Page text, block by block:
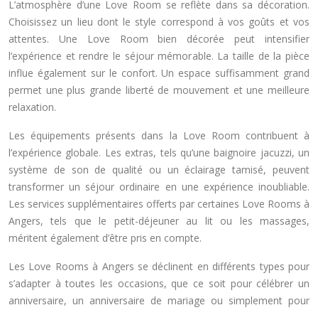
L’atmosphère d’une Love Room se reflète dans sa décoration.
Choisissez un lieu dont le style correspond à vos goûts et vos
attentes. Une Love Room bien décorée peut intensifier
l’expérience et rendre le séjour mémorable. La taille de la pièce
influe également sur le confort. Un espace suffisamment grand
permet une plus grande liberté de mouvement et une meilleure
relaxation.
Les équipements présents dans la Love Room contribuent à
l’expérience globale. Les extras, tels qu’une baignoire jacuzzi, un
système de son de qualité ou un éclairage tamisé, peuvent
transformer un séjour ordinaire en une expérience inoubliable.
Les services supplémentaires offerts par certaines Love Rooms à
Angers, tels que le petit-déjeuner au lit ou les massages,
méritent également d’être pris en compte.
Les Love Rooms à Angers se déclinent en différents types pour
s’adapter à toutes les occasions, que ce soit pour célébrer un
anniversaire, un anniversaire de mariage ou simplement pour